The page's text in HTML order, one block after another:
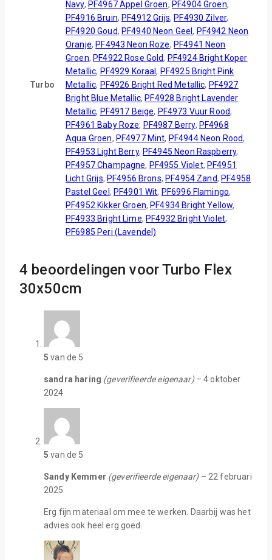
Turbo
Navy, PF4967 Appel Groen, PF4904 Groen,
PF4916 Bruin,PF4912 Grijs,PF4930 Zilver,
PF4920 Goud, PF4940 Neon Geel, PF4942 Neon
Oranje,PF4943 Neon Roze, PF4941 Neon
Groen,PF4922 Rose Gold, PF4924 Bright Koper
Metallic, PF4929 Koraal, PF4925 Bright Pink
Metallic, PF4926 Bright Red Metallic, PF4927
Bright Blue Metallic,PF4928 Bright Lavender
Metallic, PF4917 Beige, PF4973 Vuur Rood,
PF4961 Baby Roze, PF4987 Berry, PF4968
Aqua Groen, PF4977 Mint, PF4944 Neon Rood,
PF4953 Light Berry,PF4945 Neon Raspberry,
PF4957 Champagne, PF4955 Violet, PF4951
Licht Grijs, PF4956 Brons,PF4954 Zand,PF4958
Pastel Geel, PF4901 Wit, PF6996 Flamingo,
PF4952 Kikker Groen,PF4934 Bright Yellow,
PF4933 Bright Lime,PF4932 Bright Violet,
PF6985 Peri (Lavendel)
4 beoordelingen voorTurbo Flex
30x50cm
5 van de 5
sandra haring (geverifieerde eigenaar) – 4 oktober
2024
5 van de 5
Sandy Kemmer (geverifieerde eigenaar) – 22 februari
2025
Erg fijn materiaal om mee te werken. Daarbij was het
advies ook heel erg goed.